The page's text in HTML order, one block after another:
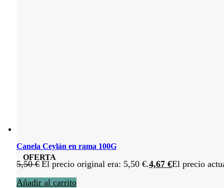
OFERTA
Canela Ceylán en rama 100G
5,50€ El precio original era: 5,50 €.4,67 €El precio
Añadir al carrito